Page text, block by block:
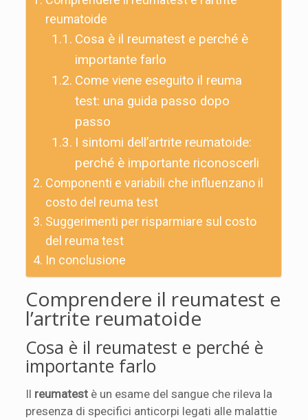
reumatoide
Cosa è il reumatest e perché è
importante farlo
Come viene eseguito il reuma
test: una guida passo dopo
passo
I sintomi dell’artrite reumatoide:
perché è importante riconoscerli
Componenti e variabili che influenzano il
costo del reuma test
Suggerimenti per risparmiare sul costo
del reuma test
In conclusione
Comprendere il reumatest e
l’artrite reumatoide
Cosa è il reumatest e perché è
importante farlo
Il reumatest è un esame del sangue che rileva la
presenza di specifici anticorpi legati alle malattie